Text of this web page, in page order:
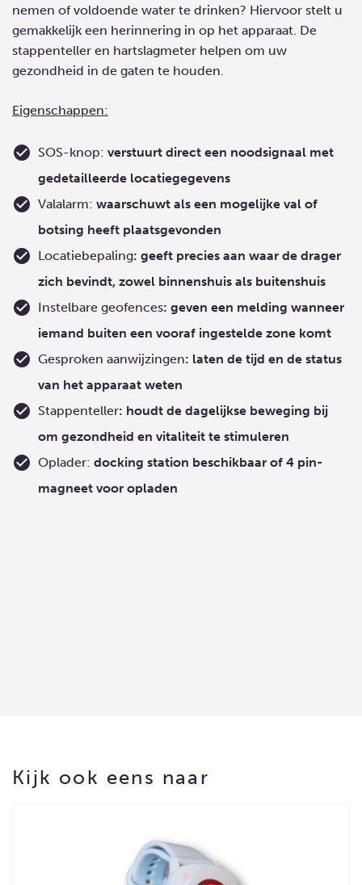
nemen of voldoende water te drinken? Hiervoor stelt u
gemakkelijk een herinnering in op het apparaat. De
stappenteller en hartslagmeter helpen om uw
gezondheid in de gaten te houden.
Eigenschappen:
SOS-knop: verstuurt direct een noodsignaal met
gedetailleerde locatiegegevens
Valalarm: waarschuwt als een mogelijke val of
botsing heeft plaatsgevonden
Locatiebepaling: geeft precies aan waar de drager
zich bevindt, zowel binnenshuis als buitenshuis
Instelbare geofences: geven een melding wanneer
iemand buiten een vooraf ingestelde zone komt
Gesproken aanwijzingen: laten de tijd en de status
van het apparaat weten
Stappenteller: houdt de dagelijkse beweging bij
om gezondheid en vitaliteit te stimuleren
Oplader: docking station beschikbaar of 4 pin-
magneet voor opladen
Kijk ook eens naar